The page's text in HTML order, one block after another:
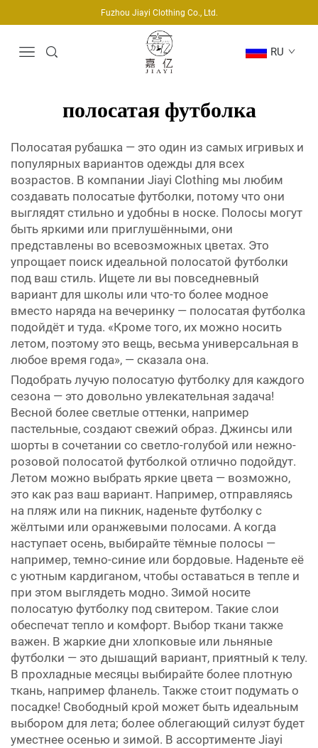
Fuzhou Jiayi Clothing Co., Ltd.
RU
полосатая футболка
Полосатая рубашка — это один из самых игривых и
популярных вариантов одежды для всех
возрастов. В компании Jiayi Clothing мы любим
создавать полосатые футболки, потому что они
выглядят стильно и удобны в носке. Полосы могут
быть яркими или приглушёнными, они
представлены во всевозможных цветах. Это
упрощает поиск идеальной полосатой футболки
под ваш стиль. Ищете ли вы повседневный
вариант для школы или что-то более модное
вместо наряда на вечеринку — полосатая футболка
подойдёт и туда. «Кроме того, их можно носить
летом, поэтому это вещь, весьма универсальная в
любое время года», — сказала она.
Подобрать лучую полосатую футболку для каждого
сезона — это довольно увлекательная задача!
Весной более светлые оттенки, например
пастельные, создают свежий образ. Джинсы или
шорты в сочетании со светло-голубой или нежно-
розовой полосатой футболкой отлично подойдут.
Летом можно выбрать яркие цвета — возможно,
это как раз ваш вариант. Например, отправляясь
на пляж или на пикник, наденьте футболку с
жёлтыми или оранжевыми полосами. А когда
наступает осень, выбирайте тёмные полосы —
например, темно-синие или бордовые. Наденьте её
с уютным кардиганом, чтобы оставаться в тепле и
при этом выглядеть модно. Зимой носите
полосатую футболку под свитером. Такие слои
обеспечат тепло и комфорт. Выбор ткани также
важен. В жаркие дни хлопковые или льняные
футболки — это дышащий вариант, приятный к телу.
В прохладные месяцы выбирайте более плотную
ткань, например фланель. Также стоит подумать о
посадке! Свободный крой может быть идеальным
выбором для лета; более облегающий силуэт будет
уместнее осенью и зимой. В ассортименте Jiayi